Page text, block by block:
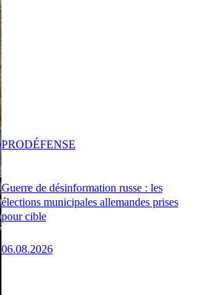
Guerre de désinformation russe : les
élections municipales allemandes prises
pour cible
06.08.2026
PRODÉFENSE